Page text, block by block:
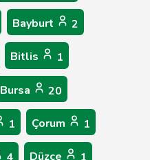
Bayburt 2
Bitlis 1
Bursa 20
1 Çorum 1
Düzce